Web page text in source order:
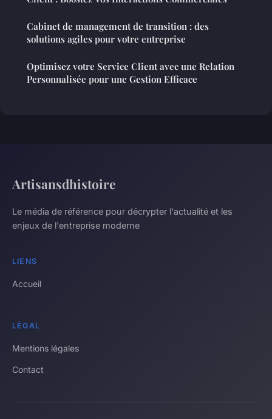
Cabinet de management de transition : des
solutions agiles pour votre entreprise
Optimisez votre Service Client avec une Relation
Personnalisée pour une Gestion Efficace
Artisansdhistoire
Le média de référence pour décrypter l'actualité et les
enjeux de l'entreprise moderne
LIENS
Accueil
LÉGAL
Mentions légales
Contact